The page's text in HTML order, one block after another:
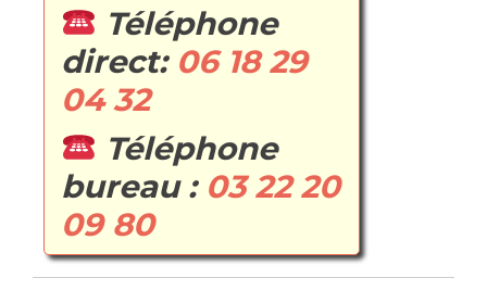
Téléphone
direct: 06 18 29
04 32
Téléphone
bureau : 03 22 20
09 80